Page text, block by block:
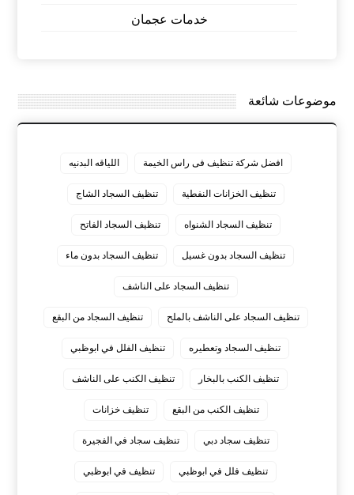
خدمات عجمان
موضوعات شائعة
افضل شركة تنظيف فى راس الخيمة اللياقه البدنيه
تنظيف الخزانات النفطية تنظيف السجاد الشاج
تنظيف السجاد الشنواه تنظيف السجاد الفاتح
تنظيف السجاد بدون غسيل تنظيف السجاد بدون ماء
تنظيف السجاد على الناشف
تنظيف السجاد على الناشف بالملح تنظيف السجاد من البقع
تنظيف السجاد وتعطيره تنظيف الفلل في ابوظبي
تنظيف الكنب بالبخار تنظيف الكنب على الناشف
تنظيف الكنب من البقع تنظيف خزانات
تنظيف سجاد دبي تنظيف سجاد في الفجيرة
تنظيف فلل في ابوظبي تنظيف في ابوظبي